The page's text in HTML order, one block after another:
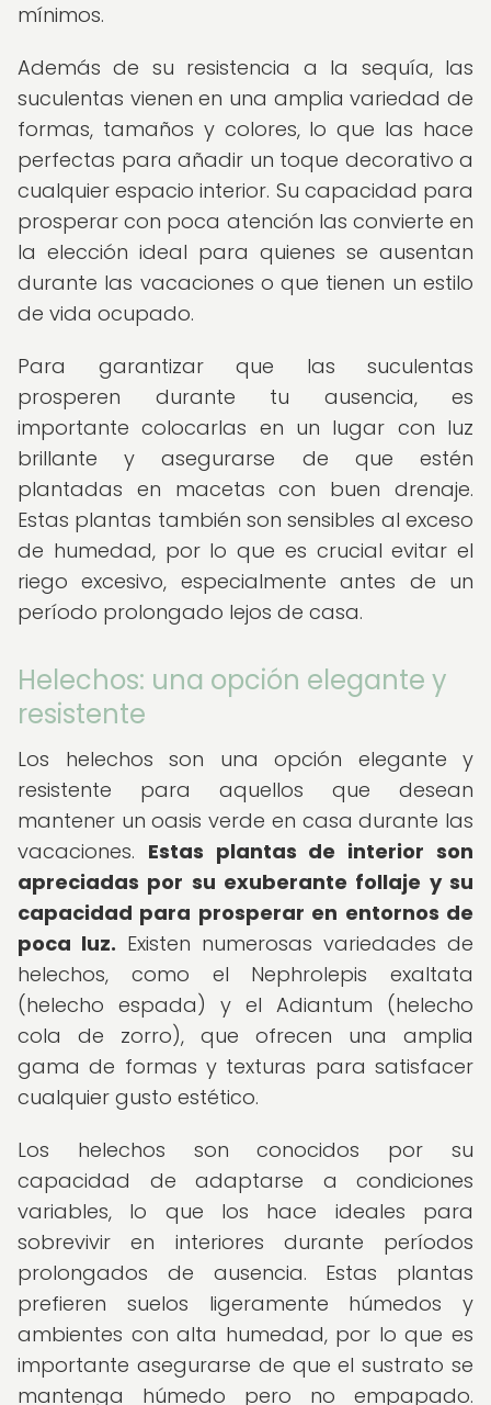
mínimos.
Además de su resistencia a la sequía, las
suculentas vienen en una amplia variedad de
formas, tamaños y colores, lo que las hace
perfectas para añadir un toque decorativo a
cualquier espacio interior. Su capacidad para
prosperar con poca atención las convierte en
la elección ideal para quienes se ausentan
durante las vacaciones o que tienen un estilo
de vida ocupado.
Para garantizar que las suculentas
prosperen durante tu ausencia, es
importante colocarlas en un lugar con luz
brillante y asegurarse de que estén
plantadas en macetas con buen drenaje.
Estas plantas también son sensibles al exceso
de humedad, por lo que es crucial evitar el
riego excesivo, especialmente antes de un
período prolongado lejos de casa.
Helechos: una opción elegante y
resistente
Los helechos son una opción elegante y
resistente para aquellos que desean
mantener un oasis verde en casa durante las
vacaciones. Estas plantas de interior son
apreciadas por su exuberante follaje y su
capacidad para prosperar en entornos de
poca luz. Existen numerosas variedades de
helechos, como el Nephrolepis exaltata
(helecho espada) y el Adiantum (helecho
cola de zorro), que ofrecen una amplia
gama de formas y texturas para satisfacer
cualquier gusto estético.
Los helechos son conocidos por su
capacidad de adaptarse a condiciones
variables, lo que los hace ideales para
sobrevivir en interiores durante períodos
prolongados de ausencia. Estas plantas
prefieren suelos ligeramente húmedos y
ambientes con alta humedad, por lo que es
importante asegurarse de que el sustrato se
mantenga húmedo pero no empapado.